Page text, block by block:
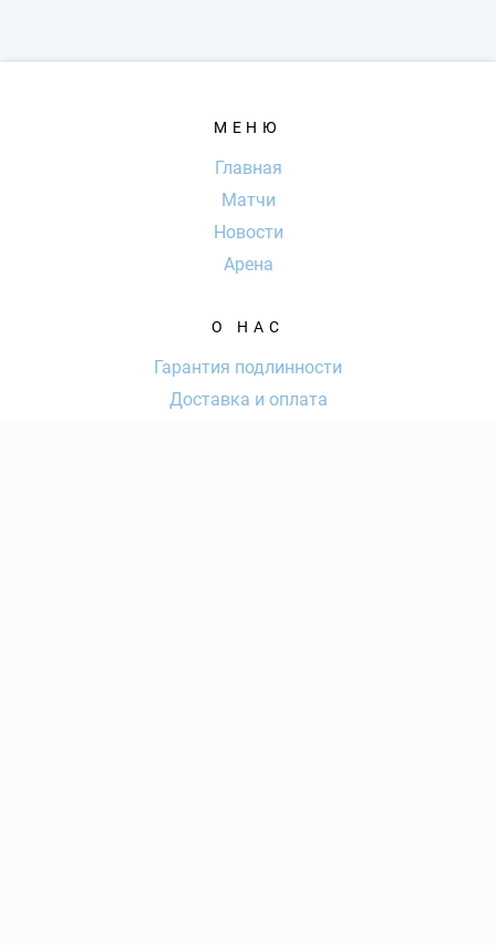
МЕНЮ
Главная
Матчи
Новости
Арена
О НАС
Гарантия подлинности
Доставка и оплата